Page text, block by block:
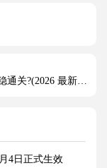
4日正式生效